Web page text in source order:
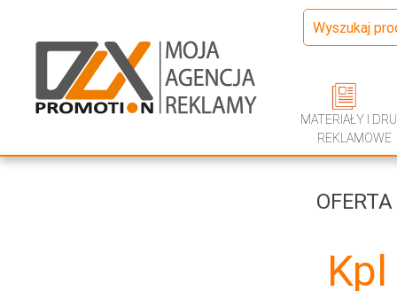
MATERIAŁY I
REKLAMOWE
OFERTA